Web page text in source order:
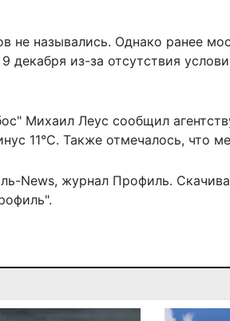
назывались. Однако ранее
декабря из-за отсутствия
Михаил Леус сообщил
11°С. Также отмечалось, что
News, журнал Профиль.